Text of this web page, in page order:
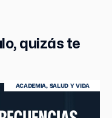
quizás te
ACADEMIA, SALUD Y VIDA